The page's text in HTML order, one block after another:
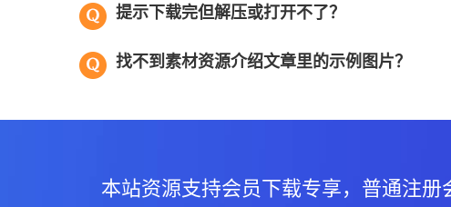
提示下载完但解压或打开不了？
找不到素材资源介绍文章里的示例图片？
本站资源支持会员下载专享，普通注